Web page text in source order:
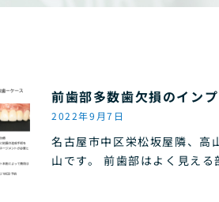
前歯部多数歯欠損のイン
2022年9月7日
名古屋市中区栄松坂屋隣、高
山です。 前歯部はよく見え